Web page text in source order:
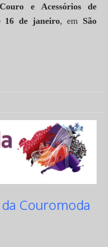
e Acessórios de
16 de janeiro, em São
Couromoda